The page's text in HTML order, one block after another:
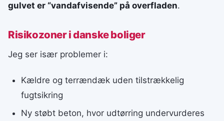
gulvet er “vandafvisende” på overfladen.
Risikozoner i danske boliger
Jeg ser især problemer i:
Kældre og terrændæk uden tilstrækkelig
fugtsikring
Ny støbt beton, hvor udtørring undervurderes